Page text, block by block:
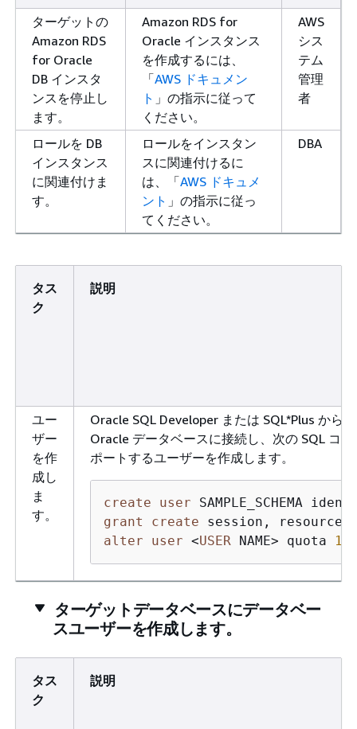
ターゲットの
Amazon RDS
for Oracle
DB インスタ
ンスを停止し
ます。
Amazon RDS for
Oracle インスタンス
を作成するには、
「AWS ドキュメン
ト 」の指示に従って
ください。
AWS
シス
テム
管理
者
ロールを DB
インスタンス
に関連付けま
す。
ロールをインスタン
スに関連付けるに
は、「AWS ドキュメ
ント 」の指示に従っ
てください。
DBA
タス
ク
説明
ユー
ザー
を作
成し
ま
す。
Oracle SQL Developer または SQL*Plus から
Oracle データベースに接続し、次の SQL コ
ポートするユーザーを作成します。
create user SAMPLE_SCHEMA
grant
create session, resource
alter
user <USER NAME> quota
ターゲットデータベースにデータベー
スユーザーを作成します。
タス
ク
説明